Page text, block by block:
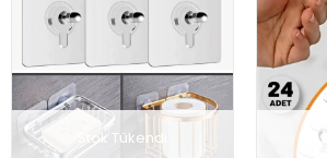
Stok Tükendi